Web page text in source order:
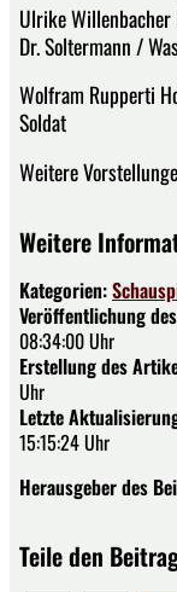
Ulrike
Dr. Soltermann /
Wolfram Rupperti
Soldat
Weitere
Weitere
Kategorien:
Veröffentlichung
08:34:00 Uhr
Erstellung des
Uhr
Letzte
15:15:24 Uhr
Herausgeber des
Teile den